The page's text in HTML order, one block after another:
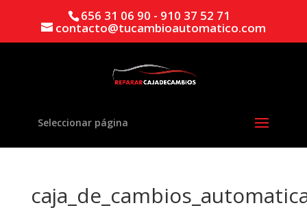
656 31 06 90 - 910 37 52 71
contacto@tucambioautomatico.com
Seleccionar página